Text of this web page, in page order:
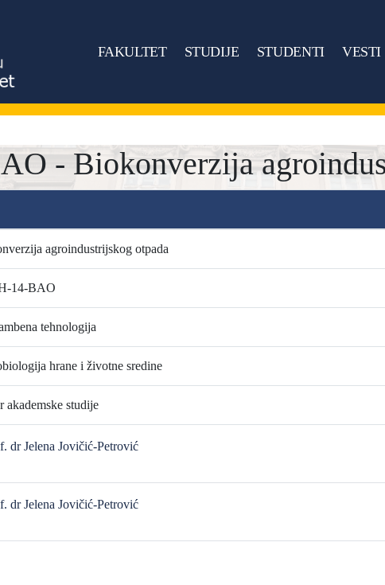
FAKULTET STUDIJE STUDENTI VESTI
- Biokonverzija
agroindustrijskog otpada
14-BAO
tehnologija
hrane i životne sredine
akademske studije
dr Jelena Jovičić-Petrović
dr Jelena Jovičić-Petrović